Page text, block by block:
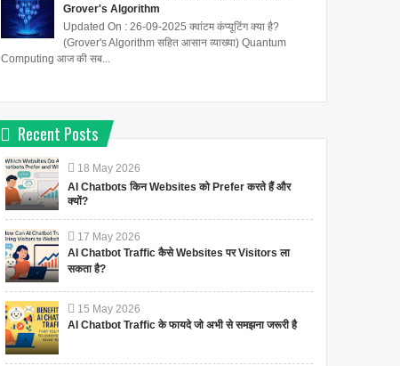
होमरूल लीग की गठन कहा ,क्यों
किया गया था ?
बेलगांव में अपने होमरूल ...
द्वैध प्रशासनिक प्रणाली क्या है ?-
Grover's Algorithm
Updated On : 26-09-2025 क्वांटम कंप्यूटिंग क्या है?
(Grover's Algorithm सहित आसान व्याख्या) Quantum
Computing आज की सब...
Recent Posts
18 May 2026
AI Chatbots किन Websites को Prefer करते हैं और
क्यों?
17 May 2026
AI Chatbot Traffic कैसे Websites पर Visitors ला
सकता है?
15 May 2026
AI Chatbot Traffic के फायदे जो अभी से समझना जरूरी है